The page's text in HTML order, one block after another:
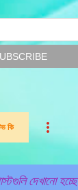
কি
দেখানো হচ্ছে